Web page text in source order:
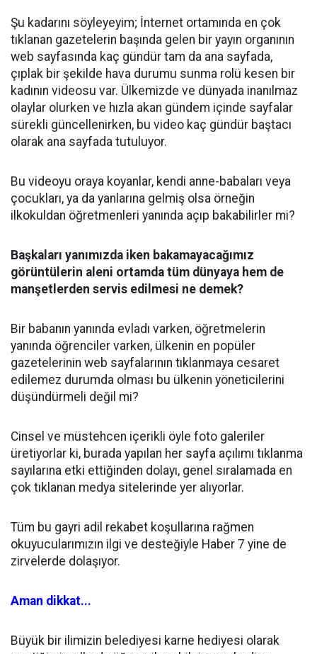
Şu kadarını söyleyeyim; İnternet ortamında en çok
tıklanan gazetelerin başında gelen bir yayın organının
web sayfasında kaç gündür tam da ana sayfada,
çıplak bir şekilde hava durumu sunma rolü kesen bir
kadının videosu var. Ülkemizde ve dünyada inanılmaz
olaylar olurken ve hızla akan gündem içinde sayfalar
sürekli güncellenirken, bu video kaç gündür baştacı
olarak ana sayfada tutuluyor.
Bu videoyu oraya koyanlar, kendi anne-babaları veya
çocukları, ya da yanlarına gelmiş olsa örneğin
ilkokuldan öğretmenleri yanında açıp bakabilirler mi?
Başkaları yanımızda iken bakamayacağımız
görüntülerin aleni ortamda tüm dünyaya hem de
manşetlerden servis edilmesi ne demek?
Bir babanın yanında evladı varken, öğretmelerin
yanında öğrenciler varken, ülkenin en popüler
gazetelerinin web sayfalarının tıklanmaya cesaret
edilemez durumda olması bu ülkenin yöneticilerini
düşündürmeli değil mi?
Cinsel ve müstehcen içerikli öyle foto galeriler
üretiyorlar ki, burada yapılan her sayfa açılımı tıklanma
sayılarına etki ettiğinden dolayı, genel sıralamada en
çok tıklanan medya sitelerinde yer alıyorlar.
Tüm bu gayri adil rekabet koşullarına rağmen
okuyucularımızın ilgi ve desteğiyle Haber 7 yine de
zirvelerde dolaşıyor.
Aman dikkat...
Büyük bir ilimizin belediyesi karne hediyesi olarak